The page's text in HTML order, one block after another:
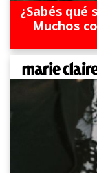
¿Sabés
Muchos